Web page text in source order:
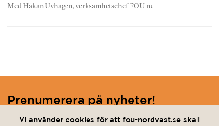
Med Håkan Uvhagen, verksamhetschef FOU nu
Prenumerera på nyheter!
Vi använder cookies för att fou-nordvast.se skall